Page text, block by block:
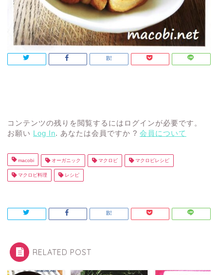
コンテンツの残りを閲覧するにはログインが必要です。
お願い Log In. あなたは会員ですか ? 会員について
macobi オーガニック マクロビ マクロビレシピ
マクロビ料理 レシピ
RELATED POST